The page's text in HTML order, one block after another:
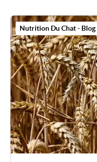
Nutrition Du Chat - Blog